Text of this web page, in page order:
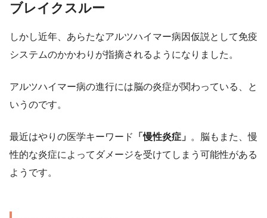
ブレイクスルー
しかし近年、あらたなアルツハイマー病因仮説として免疫
システムのかかわりが指摘されるようになりました。
アルツハイマー病の進行には脳の炎症が関わっている、と
いうのです。
最近はやりの医学キーワード 「慢性炎症」 。脳もまた、慢
性的な炎症によってダメージを受けてしまう可能性がある
ようです。